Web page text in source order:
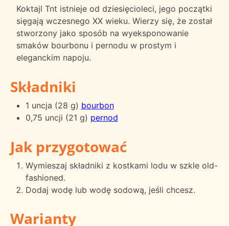
Koktajl Tnt istnieje od dziesięcioleci, jego początki
sięgają wczesnego XX wieku. Wierzy się, że został
stworzony jako sposób na wyeksponowanie
smaków bourbonu i pernodu w prostym i
eleganckim napoju.
Składniki
1 uncja (28 g) bourbon
0,75 uncji (21 g) pernod
Jak przygotować
Wymieszaj składniki z kostkami lodu w szkle old-
fashioned.
Dodaj wodę lub wodę sodową, jeśli chcesz.
Warianty